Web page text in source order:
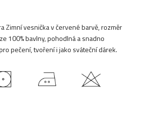
Zimní vesnička v červené barvě, rozměr
100% bavlny, pohodlná a snadno
pečení, tvoření i jako sváteční dárek.